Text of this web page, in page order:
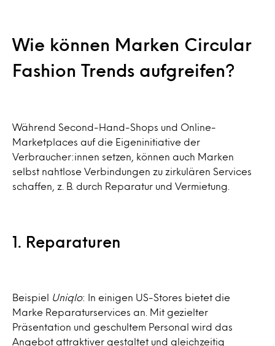
Wie können Marken Circular
Fashion Trends aufgreifen?
Während Second-Hand-Shops und Online-
Marketplaces auf die Eigeninitiative der
Verbraucher:innen setzen, können auch Marken
selbst nahtlose Verbindungen zu zirkulären Services
schaffen, z. B. durch Reparatur und Vermietung.
1. Reparaturen
Beispiel Uniqlo: In einigen US-Stores bietet die
Marke Reparaturservices an. Mit gezielter
Präsentation und geschultem Personal wird das
Angebot attraktiver gestaltet und gleichzeitig